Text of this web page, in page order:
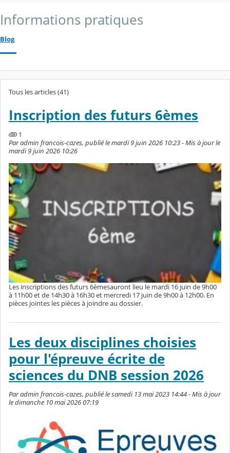
Informations pratiques
Blog
Tous les articles (41)
Inscription des futurs 6èmes
1
Par admin francois-cazes, publié le mardi 9 juin 2026 10:23 - Mis à jour le
mardi 9 juin 2026 10:26
Les inscriptions des futurs 6èmesauront lieu le mardi 16 juin de 9h00
à 11h00 et de 14h30 à 16h30 et mercredi 17 juin de 9h00 à 12h00. En
pièces jointes les pièces à joindre au dossier.
Les deux disciplines choisies
pour l'épreuve écrite de
sciences du DNB session 2026
Par admin francois-cazes, publié le samedi 13 mai 2023 14:44 - Mis à jour
le dimanche 10 mai 2026 07:19